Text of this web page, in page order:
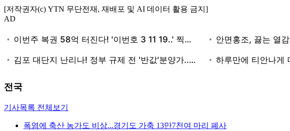
[저작권자(c) YTN 무단전재, 재배포 및 AI 데이터 활용 금지]
AD
전국
기사목록 전체보기
폭염에 축산 농가도 비상...경기도 가축 13만7천여 마리 폐사